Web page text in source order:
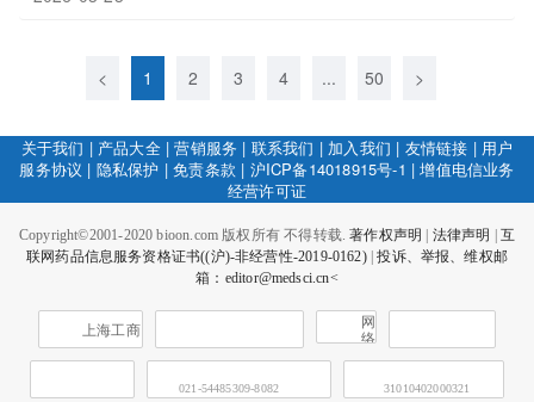
< 1 2 3 4 ... 50 >
关于我们 | 产品大全|营销服务 | 联系我们 | 加入我们 | 友情链接 | 用户
服务协议 | 隐私保护 |免责条款 | 沪ICP备14018915号-1 |增值电信业务
经营许可证
Copyright©2001-2020 bioon.com 版权所有 不得转载.著作权声明 法律声明
互
联网药品信息服务资格证书((沪)-非经营性-2019-0162)|投诉、举报、维权邮
箱：editor@medsci.cn<
上海工商
网
络
021-54485309-8082 31010402000321